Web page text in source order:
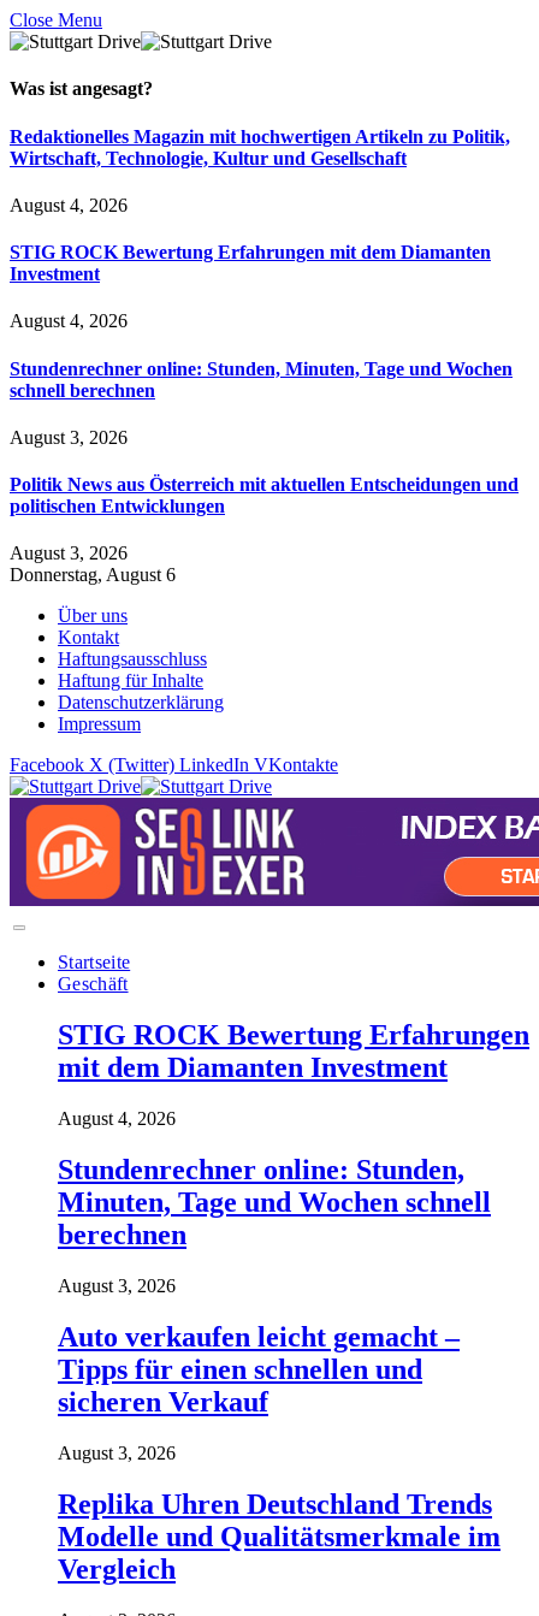
Close Menu
Was ist angesagt?
Redaktionelles Magazin mit hochwertigen Artikeln zu Politik,
Wirtschaft, Technologie, Kultur und Gesellschaft
August 4, 2026
STIG ROCK Bewertung Erfahrungen mit dem Diamanten
Investment
August 4, 2026
Stundenrechner online: Stunden, Minuten, Tage und Wochen
schnell berechnen
August 3, 2026
Politik News aus Österreich mit aktuellen Entscheidungen und
politischen Entwicklungen
August 3, 2026
Donnerstag, August 6
Über uns
Kontakt
Haftungsausschluss
Haftung für Inhalte
Datenschutzerklärung
Impressum
Facebook X (Twitter) LinkedIn VKontakte
Startseite
Geschäft
STIG ROCK Bewertung Erfahrungen
mit dem Diamanten Investment
August 4, 2026
Stundenrechner online: Stunden,
Minuten, Tage und Wochen schnell
berechnen
August 3, 2026
Auto verkaufen leicht gemacht –
Tipps für einen schnellen und
sicheren Verkauf
August 3, 2026
Replika Uhren Deutschland Trends
Modelle und Qualitätsmerkmale im
Vergleich